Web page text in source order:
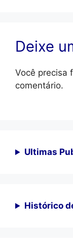
Deixe
Você precisa
comentário.
Ultimas
Histórico